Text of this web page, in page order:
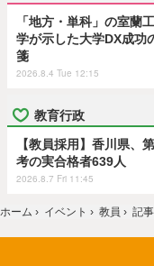
「地方・単科」の室蘭
学が示した大学DX成功
箋
2026.8.4 Tue 12:15
教育行政
【教員採用】香川県、
考の実合格者639人
2026.8.7 Fri 11:45
ホーム › イベント › 教員 › 記事